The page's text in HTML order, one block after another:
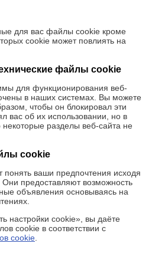
для вас файлы cookie кроме
cookie может повлиять на
файлы cookie
для функционирования веб-
в наших системах. Вы можете
чтобы он блокировал эти
вас об их использовании, но в
разделы веб-сайта не
cookie
ваши предпочтения исходя
Они предоставляют возможность
объявления основываясь на
настройки cookie», вы даёте
cookie в соответствии с
cookie.